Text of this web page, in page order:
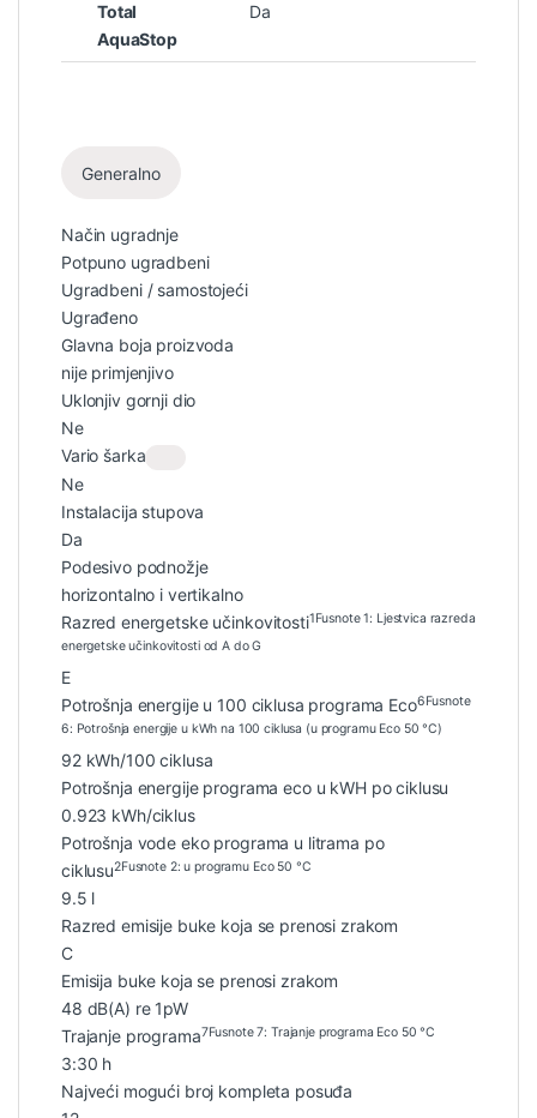
Total
AquaStop
Da
Generalno
Način ugradnje
Potpuno ugradbeni
Ugradbeni / samostojeći
Ugrađeno
Glavna boja proizvoda
nije primjenjivo
Uklonjiv gornji dio
Ne
Vario šarka
Ne
Instalacija stupova
Da
Podesivo podnožje
horizontalno i vertikalno
Razred energetske učinkovitosti1Fusnote 1: Ljestvica razreda
energetske učinkovitosti od A do G
E
Potrošnja energije u 100 ciklusa programa Eco6Fusnote
6: Potrošnja energije u kWh na 100 ciklusa (u programu Eco 50 °C)
92 kWh/100 ciklusa
Potrošnja energije programa eco u kWH po ciklusu
0.923 kWh/ciklus
Potrošnja vode eko programa u litrama po
ciklusu2Fusnote 2: u programu Eco 50 °C
9.5 l
Razred emisije buke koja se prenosi zrakom
C
Emisija buke koja se prenosi zrakom
48 dB(A) re 1pW
Trajanje programa7Fusnote 7: Trajanje programa Eco 50 °C
3:30 h
Najveći mogući broj kompleta posuđa